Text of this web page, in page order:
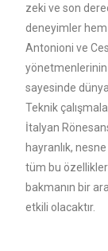
zeki ve son
deneyimler
Antonioni ve
yönetmenlerinin
sayesinde
Teknik
İtalyan
hayranlık,
tüm bu özellikler
bakmanın bir
etkili olacaktır.